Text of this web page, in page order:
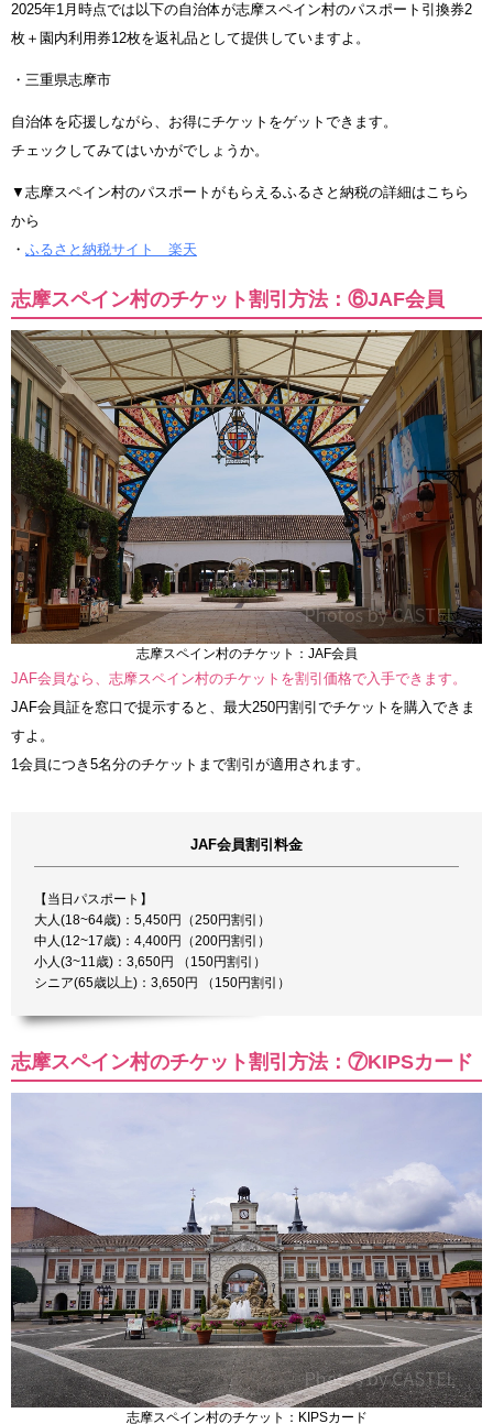
2025年1月時点では以下の自治体が志摩スペイン村のパスポート引換券2
枚＋園内利用券12枚を返礼品として提供していますよ。
・三重県志摩市
自治体を応援しながら、お得にチケットをゲットできます。
チェックしてみてはいかがでしょうか。
▼志摩スペイン村のパスポートがもらえるふるさと納税の詳細はこちら
から
・ ふるさと納税サイト 楽天
志摩スペイン村のチケット割引方法：⑥JAF会員
志摩スペイン村のチケット：JAF会員
JAF会員なら、志摩スペイン村のチケットを割引価格で入手できます。
JAF会員証を窓口で提示すると、最大250円割引でチケットを購入できま
すよ。
1会員につき5名分のチケットまで割引が適用されます。
JAF会員割引料金
【当日パスポート】
大人(18~64歳)：5,450円（250円割引）
中人(12~17歳)：4,400円（200円割引）
小人(3~11歳)：3,650円 （150円割引）
シニア(65歳以上)：3,650円 （150円割引）
志摩スペイン村のチケット割引方法：⑦KIPSカード
志摩スペイン村のチケット：KIPSカード